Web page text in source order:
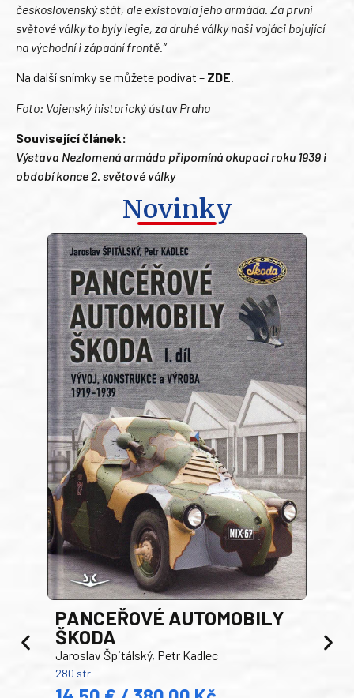
československý stát, ale existovala jeho armáda. Za první
světové války to byly legie, za druhé války naši vojáci bojující
na východní i západní frontě.“
Na další snímky se můžete podívat – ZDE.
Foto: Vojenský historický ústav Praha
Související článek:
Výstava Nezlomená armáda připomíná okupaci roku 1939 i
období konce 2. světové války
Novinky
PANCEŘOVÉ AUTOMOBILY
ŠKODA
Jaroslav Špitálský, Petr Kadlec
280 str.